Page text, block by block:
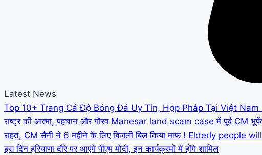
Latest News
Top 10+ Trang Cá Độ Bóng Đá Uy Tín, Hợp Pháp Tại Việt Nam
राष्ट्र की आत्मा, पहचान और गौरव Manesar land scam case में पूर्व CM
राहत, CM सैनी ने 6 महीने के लिए बिजली बिल किया माफ ! Elderly people will
इस दिन हरियाणा दौरे पर आएंगे पीएम मोदी, इन कार्यक्रमों में होंगे शामिल